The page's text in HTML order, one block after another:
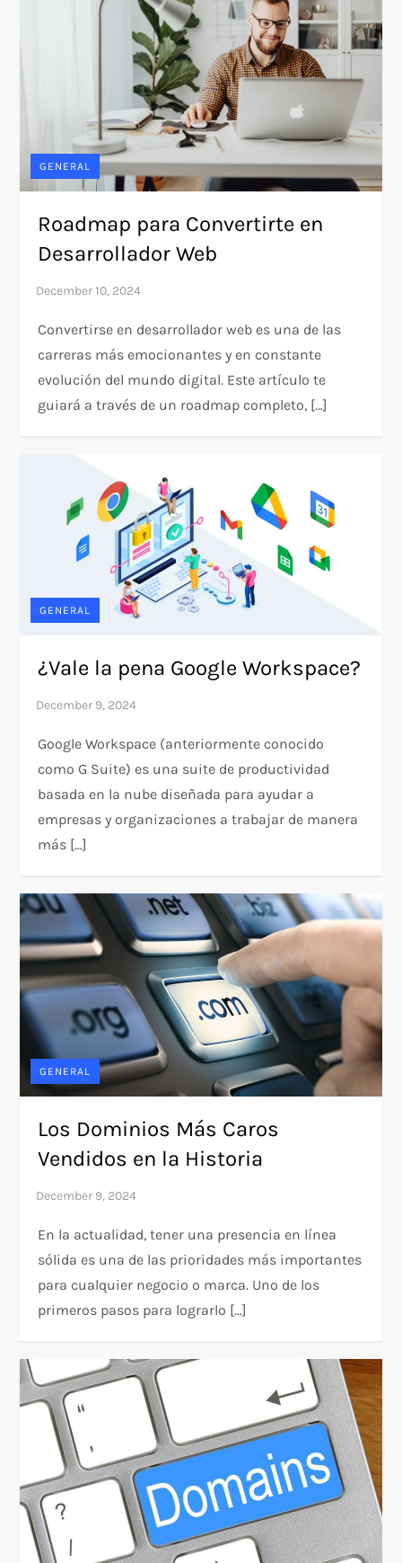
GENERAL
Roadmap para Convertirte en
Desarrollador Web
Convertirse en desarrollador web es una de las
carreras más emocionantes y en constante
evolución del mundo digital. Este artículo te
guiará a través de un roadmap completo, […]
GENERAL
¿Vale la pena Google Workspace?
Google Workspace (anteriormente conocido
como G Suite) es una suite de productividad
basada en la nube diseñada para ayudar a
empresas y organizaciones a trabajar de manera
más […]
GENERAL
Los Dominios Más Caros
Vendidos en la Historia
En la actualidad, tener una presencia en línea
sólida es una de las prioridades más importantes
para cualquier negocio o marca. Uno de los
primeros pasos para lograrlo […]